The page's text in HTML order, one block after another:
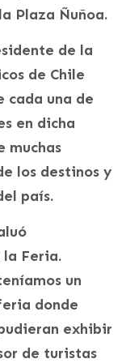
Plaza Ñuñoa.
de la
de Chile
cada una de
en dicha
muchas
los destinos y
país.
Feria.
un
donde
exhibir
de turistas